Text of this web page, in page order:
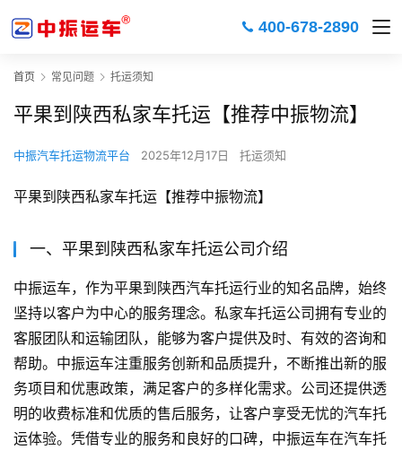
400-678-2890
首页 常见问题 托运须知
平果到陕西私家车托运【推荐中振物流】
中振汽车托运物流平台 2025年12月17日 托运须知
平果到陕西私家车托运【推荐中振物流】
一、平果到陕西私家车托运公司介绍
中振运车，作为平果到陕西汽车托运行业的知名品牌，始终
坚持以客户为中心的服务理念。私家车托运公司拥有专业的
客服团队和运输团队，能够为客户提供及时、有效的咨询和
帮助。中振运车注重服务创新和品质提升，不断推出新的服
务项目和优惠政策，满足客户的多样化需求。公司还提供透
明的收费标准和优质的售后服务，让客户享受无忧的汽车托
运体验。凭借专业的服务和良好的口碑，中振运车在汽车托